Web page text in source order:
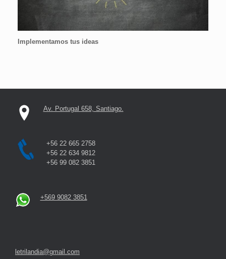
Implementamos tus ideas
Av. Portugal 658, Santiago.
+56 22 665 2758
+56 22 634 9812
+56 99 082 3851
+569 9082 3851
letrilandia@gmail.com